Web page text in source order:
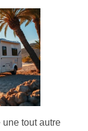
une tout autre